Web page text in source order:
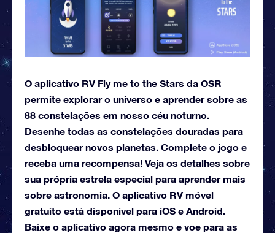
O aplicativo RV Fly me to the Stars da OSR
permite explorar o universo e aprender sobre as
88 constelações em nosso céu noturno.
Desenhe todas as constelações douradas para
desbloquear novos planetas. Complete o jogo e
receba uma recompensa! Veja os detalhes sobre
sua própria estrela especial para aprender mais
sobre astronomia. O aplicativo RV móvel
gratuito está disponível para iOS e Android.
Baixe o aplicativo agora mesmo e voe para as